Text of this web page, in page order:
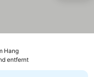
Hang
entfernt